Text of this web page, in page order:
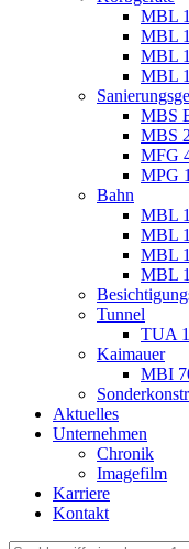
MBL
MBL
MBL
MBL
MBS
MBS
MFG
MPG
Bahn
MBL
MBL
MBL
MBL
Tunnel
TUA
Kaimauer
MBI
Aktuelles
Unternehmen
Chronik
Imagefilm
Karriere
Kontakt